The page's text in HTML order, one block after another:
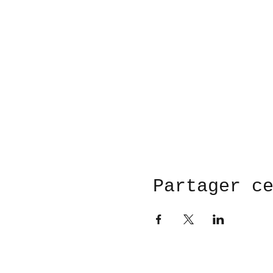
Partager